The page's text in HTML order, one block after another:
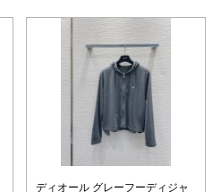
ディオール グレーフーディジャ